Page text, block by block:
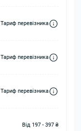
Тариф перевізника
Тариф перевізника
Тариф перевізника
Від 197 - 397 ₴